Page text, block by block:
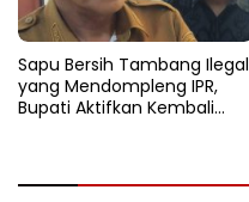
Sapu Bersih Tambang Ilegal
yang Mendompleng IPR,
Bupati Aktifkan Kembali